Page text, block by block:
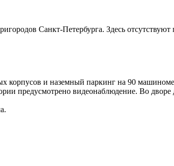
Санкт-Петербурга. Здесь
корпусов и наземный паркинг на 90
предусмотрено видеонаблюдение. Во